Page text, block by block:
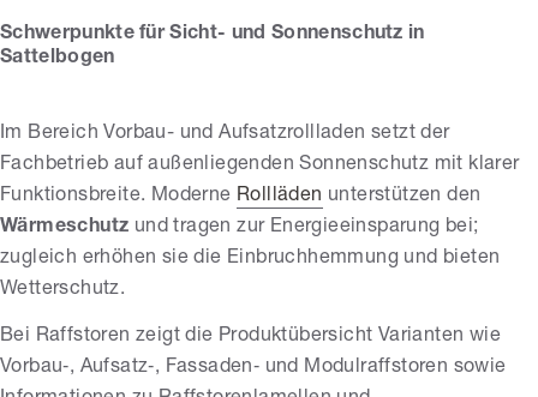
Schwerpunkte für Sicht- und Sonnenschutz in
Sattelbogen
Im Bereich Vorbau- und Aufsatzrollladen setzt der
Fachbetrieb auf außenliegenden Sonnenschutz mit klarer
Funktionsbreite. Moderne Rollläden unterstützen den
Wärmeschutz und tragen zur Energieeinsparung bei;
zugleich erhöhen sie die Einbruchhemmung und bieten
Wetterschutz.
Bei Raffstoren zeigt die Produktübersicht Varianten wie
Vorbau‑, Aufsatz‑, Fassaden‑ und Modulraffstoren sowie